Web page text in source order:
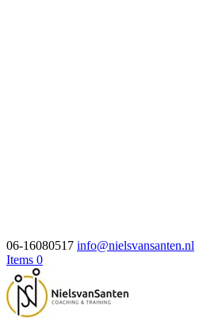
06-16080517 info@nielsvansanten.nl
Items 0